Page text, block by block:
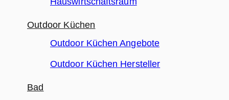
Outdoor Küchen
Outdoor Küchen Angebote
Outdoor Küchen Hersteller
Bad